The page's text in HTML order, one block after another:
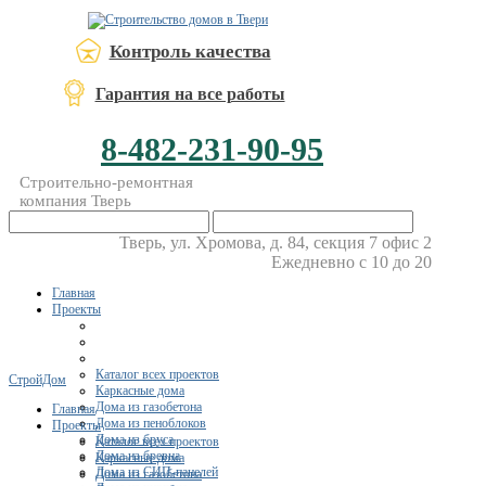
Контроль качества
Гарантия на все работы
8-482-231-90-95
Строительно-ремонтная
компания Тверь
Тверь, ул. Хромова, д. 84, секция 7 офис 2
Ежедневно с 10 до 20
Главная
Проекты
Каталог всех проектов
Каркасные дома
Дома из газобетона
Дома из пеноблоков
Дома из бруса
Дома из бревна
Дома из СИП-панелей
СтройДом
Главная
Проекты
Каталог всех проектов
Каркасные дома
Дома из газобетона